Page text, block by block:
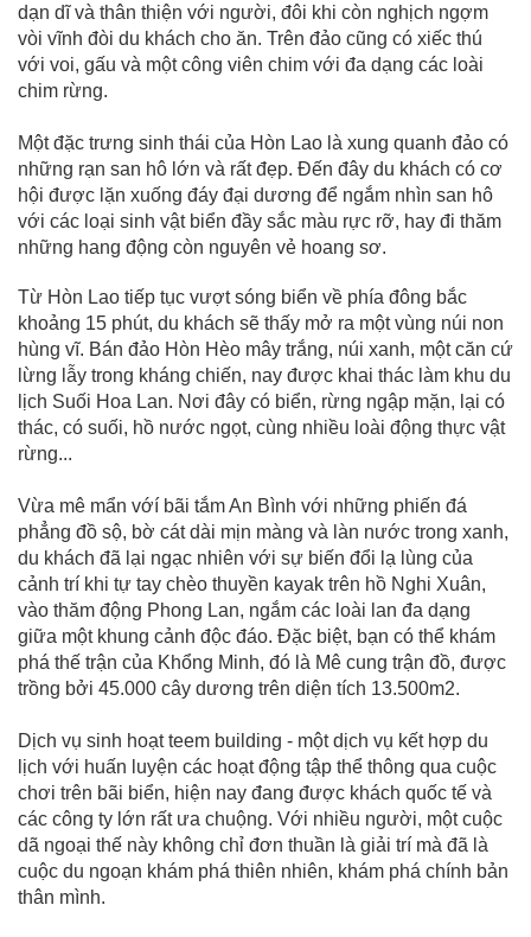
dạn dĩ và thân thiện với người, đôi khi còn nghịch ngợm
vòi vĩnh đòi du khách cho ăn. Trên đảo cũng có xiếc thú
với voi, gấu và một công viên chim với đa dạng các loài
chim rừng.
Một đặc trưng sinh thái của Hòn Lao là xung quanh đảo có
những rạn san hô lớn và rất đẹp. Đến đây du khách có cơ
hội được lặn xuống đáy đại dương để ngắm nhìn san hô
với các loại sinh vật biển đầy sắc màu rực rỡ, hay đi thăm
những hang động còn nguyên vẻ hoang sơ.
Từ Hòn Lao tiếp tục vượt sóng biển về phía đông bắc
khoảng 15 phút, du khách sẽ thấy mở ra một vùng núi non
hùng vĩ. Bán đảo Hòn Hèo mây trắng, núi xanh, một căn cứ
lừng lẫy trong kháng chiến, nay được khai thác làm khu du
lịch Suối Hoa Lan. Nơi đây có biển, rừng ngập mặn, lại có
thác, có suối, hồ nước ngọt, cùng nhiều loài động thực vật
rừng...
Vừa mê mẩn vớí bãi tắm An Bình với những phiến đá
phẳng đồ sộ, bờ cát dài mịn màng và làn nước trong xanh,
du khách đã lại ngạc nhiên với sự biến đổi lạ lùng của
cảnh trí khi tự tay chèo thuyền kayak trên hồ Nghi Xuân,
vào thăm động Phong Lan, ngắm các loài lan đa dạng
giữa một khung cảnh độc đáo. Đặc biệt, bạn có thể khám
phá thế trận của Khổng Minh, đó là Mê cung trận đồ, được
trồng bởi 45.000 cây dương trên diện tích 13.500m2.
Dịch vụ sinh hoạt teem building - một dịch vụ kết hợp du
lịch với huấn luyện các hoạt động tập thể thông qua cuộc
chơi trên bãi biển, hiện nay đang được khách quốc tế và
các công ty lớn rất ưa chuộng. Với nhiều người, một cuộc
dã ngoại thế này không chỉ đơn thuần là giải trí mà đã là
cuộc du ngoạn khám phá thiên nhiên, khám phá chính bản
thân mình.